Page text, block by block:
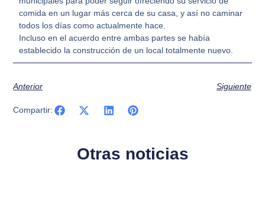
comida en un lugar más cerca de su casa, y así no caminar
todos los días como actualmente hace.
Incluso en el acuerdo entre ambas partes se había
establecido la construcción de un local totalmente nuevo.
Anterior Siguiente
Compartir:
Otras noticias